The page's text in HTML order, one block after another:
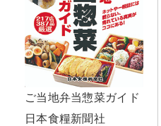
ご当地弁当惣菜ガイド
日本食糧新聞社